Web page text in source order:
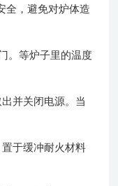
全，避免对炉体造
。等炉子里的温度
并关闭电源。当
于缓冲耐火材料